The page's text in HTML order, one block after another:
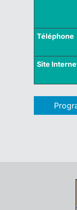
Téléphone
Site